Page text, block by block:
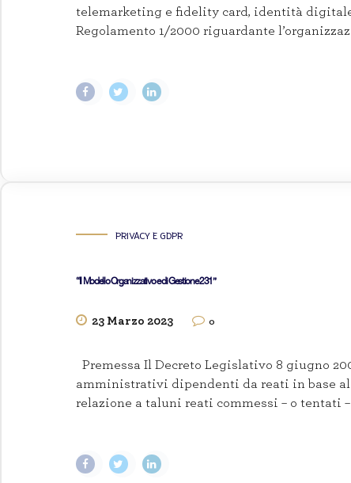
telemarketing e fidelity card, identità
Regolamento 1/2000 riguardante
PRIVACY E GDPR
“Il Modello Organizzativo e di Gestione 231”
23 Marzo 2023 0
Premessa Il Decreto Legislativo 8 giugno
amministrativi dipendenti da reati in base
relazione a taluni reati commessi – o tentati –